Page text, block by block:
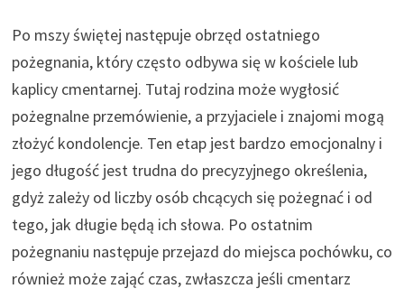
Po mszy świętej następuje obrzęd ostatniego
pożegnania, który często odbywa się w kościele lub
kaplicy cmentarnej. Tutaj rodzina może wygłosić
pożegnalne przemówienie, a przyjaciele i znajomi mogą
złożyć kondolencje. Ten etap jest bardzo emocjonalny i
jego długość jest trudna do precyzyjnego określenia,
gdyż zależy od liczby osób chcących się pożegnać i od
tego, jak długie będą ich słowa. Po ostatnim
pożegnaniu następuje przejazd do miejsca pochówku, co
również może zająć czas, zwłaszcza jeśli cmentarz